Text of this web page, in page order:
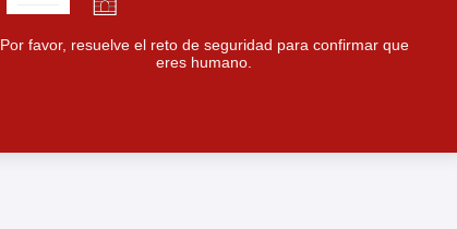
Por favor, resuelve el reto de seguridad para confirmar que
eres humano.